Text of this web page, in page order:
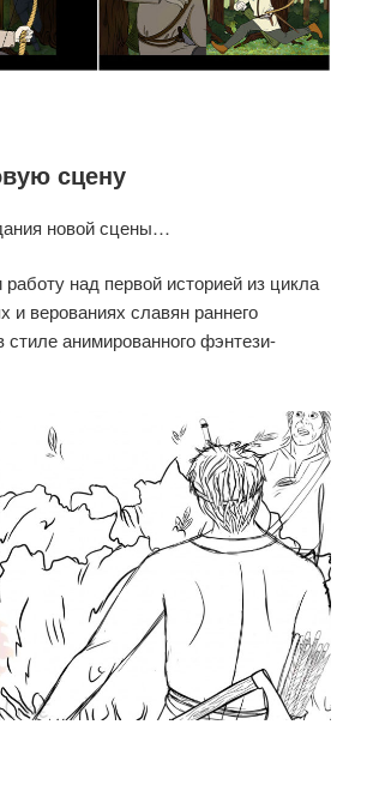
сцену
новой сцены…
над первой историей из цикла
и верованиях славян раннего
стиле анимированного фэнтези-